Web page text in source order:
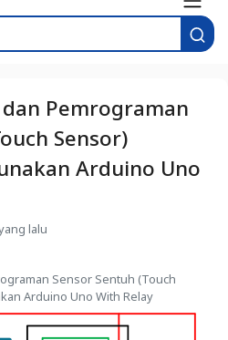
Pemrograman
Sensor)
Arduino Uno
lalu
Sensor Sentuh (Touch
Arduino Uno With Relay